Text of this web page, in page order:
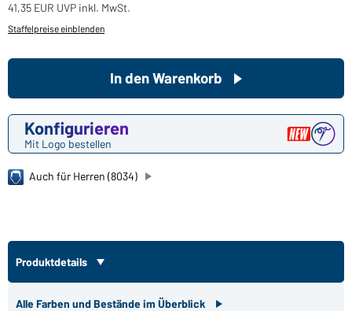
41,35 EUR UVP inkl. MwSt.
Staffelpreise einblenden
Konfigurieren
Mit Logo bestellen
In den Warenkorb
Auch für Herren (8034)
Produktdetails
Alle Farben und Bestände im Überblick